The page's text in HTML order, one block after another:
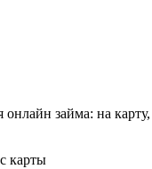
займа: на карту,
карты